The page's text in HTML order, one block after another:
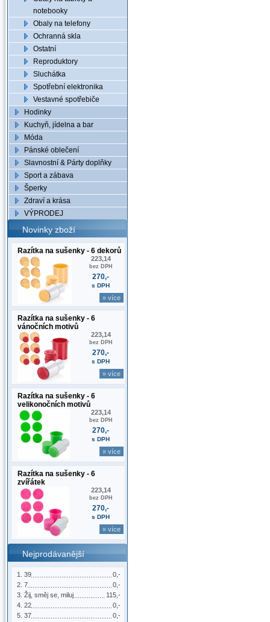
notebooky
Obaly na telefony
Ochranná skla
Ostatní
Reproduktory
Sluchátka
Spotřební elektronika
Vestavné spotřebiče
Hodinky
Kuchyň, jídelna a bar
Móda
Pánské oblečení
Slavnostní & Párty doplňky
Sport a zábava
Šperky
Zdraví a krása
VÝPRODEJ
Novinky zboží
Razítka na sušenky - 6 dekorů
223,14
bez DPH
270,-
s DPH
» více
Razítka na sušenky - 6
vánočních motivů
223,14
bez DPH
270,-
s DPH
» více
Razítka na sušenky - 6
velikonočních motivů
223,14
bez DPH
270,-
s DPH
» více
Razítka na sušenky - 6
zvířátek
223,14
bez DPH
270,-
s DPH
» více
Nejprodávanější
0,-
39
0,-
7
115,-
Žij, směj se, miluj
0,-
22
0,-
37